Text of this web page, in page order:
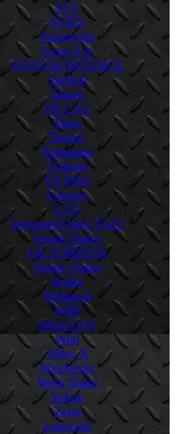
STV
SVRN
Swarovski
Swiss Eye
SYSTEM DEFENCE
Tactical
Taurus
TB CAC
Tikka
Timney
Tippmann
Trijicon
UF PRO
Umarex
UTG
Vanguard Quest T62U
Vector Optics
VICTORINOX
Vortex Optics
Walter
Warhawk
WBP
Wegu-GFT
Wild
Wiley X
Winchester
Work Sharp
Yukon
Zeiss
Łuszczek